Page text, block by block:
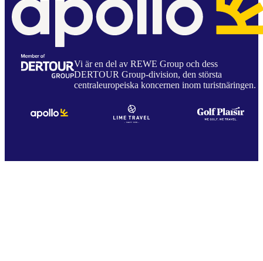
Vi är en del av REWE Group och dess
DERTOUR Group-division, den största
centraleuropeiska koncernen inom turistnäringen.